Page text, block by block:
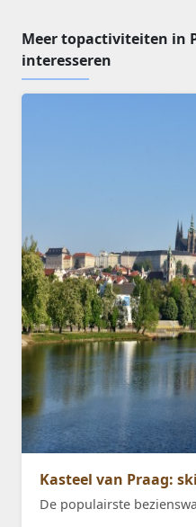
Meer topactiviteiten in
interesseren
Kasteel van Praag:
De populairste